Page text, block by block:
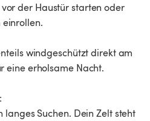
der Haustür starten oder
windgeschützt direkt am
eine erholsame Nacht.
langes Suchen. Dein Zelt steht